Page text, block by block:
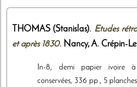
THOMAS (Stanislas). Etudes
et après 1830. Nancy,A. Crépin-
In-8, demi papier ivoire
conservées, 336 pp., 5